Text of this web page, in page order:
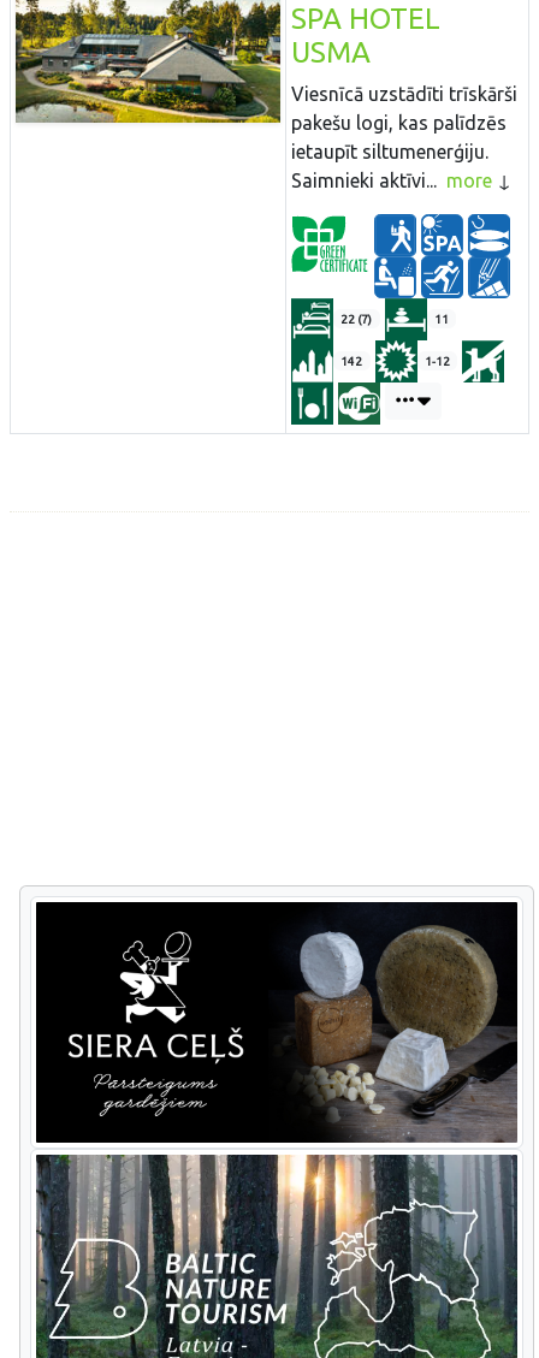
SPA HOTEL
USMA
Viesnīcā uzstādīti trīskārši
pakešu logi, kas palīdzēs
ietaupīt siltumenerģiju.
Saimnieki aktīvi... more
22 (7) 11
142 1-12